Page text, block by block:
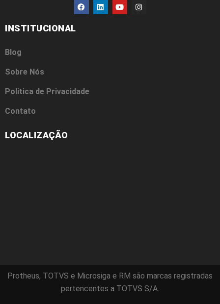
INSTITUCIONAL
Blog
Sobre Nós
Politica de Privacidade
Contato
LOCALIZAÇÃO
Protheus, TOTVS e Microsiga e RM são marcas registradas
pertencentes a TOTVS S/A.